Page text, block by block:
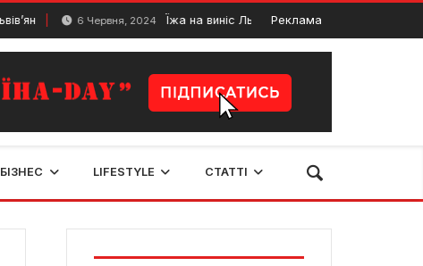
6 Червня, 2024 Їжа на виніс Львів: де замовити доставку їжі у
Реклама
БІЗНЕС LIFESTYLE СТАТТІ